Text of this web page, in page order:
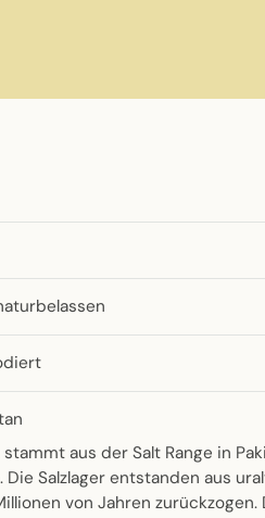
stammt aus der Salt Range in
Die Salzlager entstanden aus
von Jahren zurückzogen.